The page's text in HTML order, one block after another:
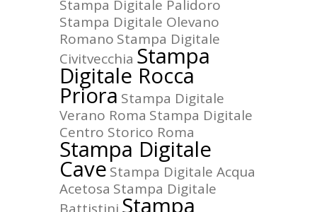
Stampa Digitale Palidoro
Stampa Digitale Olevano
Romano Stampa Digitale
Civitvecchia Stampa
Digitale Rocca
Priora Stampa Digitale
Verano Roma Stampa Digitale
Centro Storico Roma
Stampa Digitale
Cave Stampa Digitale Acqua
Acetosa Stampa Digitale
Stampa